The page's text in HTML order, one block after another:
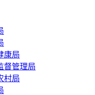
康局
督管理局
村局